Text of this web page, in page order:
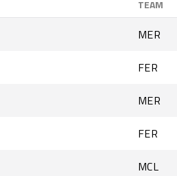
TEAM
MER
FER
MER
FER
MCL